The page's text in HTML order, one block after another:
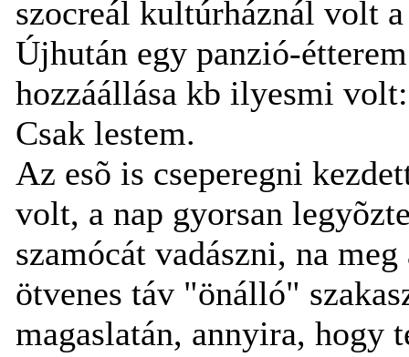
szocreál kultúrháznál volt
Újhután egy panzió-
hozzáállása kb ilyesmi
Csak lestem.
Az esõ is cseperegni
volt, a nap gyorsan
szamócát vadászni, na
ötvenes táv "önálló"
magaslatán, annyira, hogy